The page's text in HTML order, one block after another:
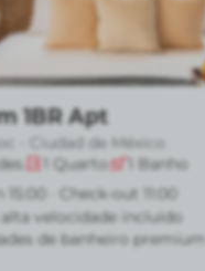
1BR Apt
- Ciudad de México
Quarto
Banho
15:00 · Check-out 11:00
velocidade incluído
de banheiro premium